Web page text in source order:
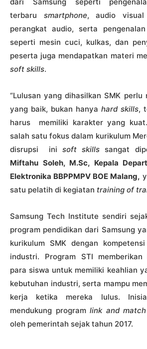
terbaru smartphone, audio
perangkat audio, serta pengenalan
seperti mesin cuci, kulkas, dan
peserta juga mendapatkan materi
soft skills.
“Lulusan yang dihasilkan SMK perlu
yang baik, bukan hanya hard skills,
harus memiliki karakter yang
salah satu fokus dalam kurikulum
disrupsi ini soft skills sangat
Miftahu Soleh, M.Sc, Kepala
Elektronika BBPPMPV BOE Malang,
satu pelatih di kegiatan training of
Samsung Tech Institute sendiri
program pendidikan dari Samsung
kurikulum SMK dengan
industri. Program STI memberikan
para siswa untuk memiliki keahlian
kebutuhan industri, serta mampu
kerja ketika mereka lulus.
mendukung programlink and match
oleh pemerintah sejak tahun 2017.